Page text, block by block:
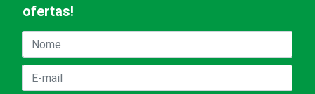
ofertas!